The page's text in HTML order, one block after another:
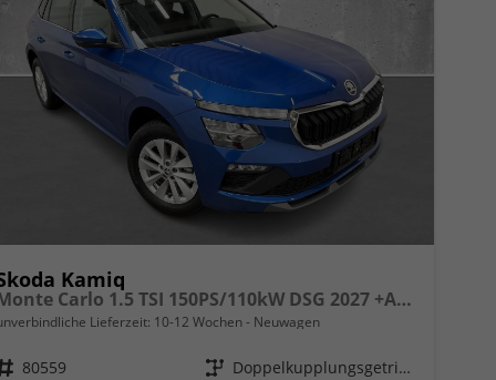
Kamiq
Monte Carlo 1.5 TSI 150PS/110kW DSG 2027 +ACC +PANO +MATRIX +17" ALU
Lieferzeit: 10-12 Wochen Neuwagen
Fahrzeugnr. 80559 Getriebe
Doppelkupplungsgetriebe (DSG)